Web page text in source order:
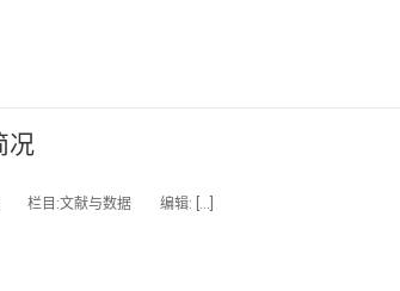
况
22 栏目:文献与数据 编辑: […]